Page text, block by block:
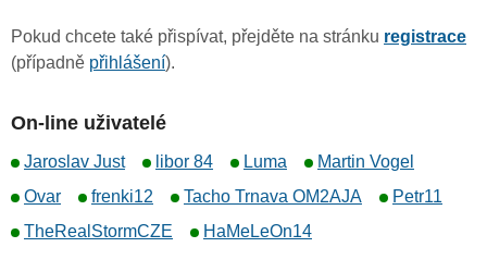
Pokud chcete také přispívat, přejděte na stránku registrace
(případně přihlášení).
On-line uživatelé
Jaroslav Just libor 84 Luma
Martin Vogel
Ovar
frenki12 Tacho Trnava OM2AJA
Petr11
TheRealStormCZE
HaMeLeOn14